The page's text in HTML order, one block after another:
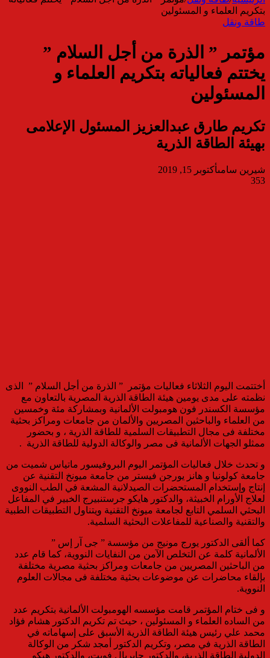
بتكريم العلماء و المسئولين
طاقة ونقل
مؤتمر ” الذرة من أجل السلام ”
يختتم فعالياته بتكريم العلماء و
المسئولين
تكريم طارق عبدالعزيز المسئول الإعلامى
بهيئة الطاقة الذرية
شيرين سامىأكتوبر 15, 2019
353
أختتمت اليوم الثلاثاء فعاليات مؤتمر ” الذرة من أجل السلام ” الذى
نظمته على مدى يومين هيئة الطاقة الذرية المصرية بالتعاون مع
مؤسسة الكسندر فون هومبولت الألمانية وبمشاركة مئة وخمسين
من العلماء والباحثين المصريين والألمان من جامعات ومراكز بحثية
مختلفة فى مجال التطبيقات السلمية للطاقة الذرية ، و بحضور
ممثلو الجهات الألمانية فى مصر والوكالة الدولية للطاقة الذرية .
و تحدث خلال فعاليات المؤتمر اليوم البروفيسور ماتياس شميت من
جامعة كولونيا و هانز يورجن فيستر من جامعة ميونخ التقنية عن
إنتاج وإستخدام المستحضرات الصيدلانية المشعة في الطب النووى
لعلاج الأورام الخبيثة، والدكتور هايكو جرستنبيرج الخبير في المفاعل
البحثي السلمي التابع لجامعة ميونخ التقنية ويتناول التطبيقات الطبية
والتقنية والصناعية للمفاعلات البحثية السلمية.
كما ألقى الدكتور يورج مونيج من مؤسسة ” جى آر إس ”
الألمانية كلمة عن التخلص الآمن من النفايات النووية، كما قام عدد
من الباحثين المصريين من جامعات ومراكز بحثية مصرية مختلفة
بإلقاء محاضرات عن موضوعات بحثية مختلفة فى مجالات العلوم
النووية.
و فى ختام المؤتمر قامت مؤسسه الهومبولت الألمانية بتكريم عدد
من الساده العلماء و المسئولين ، حيث تم تكريم الدكتور هشام فؤاد
محمد علي رئيس هيئة الطاقة الذرية الأسبق على إسهاماته في
الطاقة الذرية في مصر، وتكريم الدكتور أمجد شكر من الوكالة
الدولية الطاقة الذرية، والدكتور جابريال فويت، والدكتور هيكو